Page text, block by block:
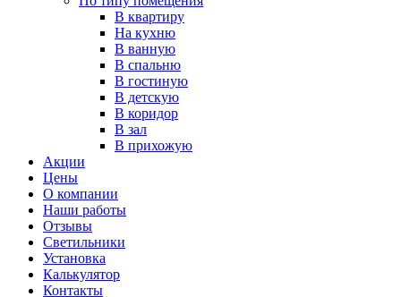
В квартиру
На кухню
В ванную
В спальню
В гостиную
В детскую
В коридор
В зал
В прихожую
Акции
Цены
О компании
Наши работы
Отзывы
Светильники
Установка
Калькулятор
Контакты